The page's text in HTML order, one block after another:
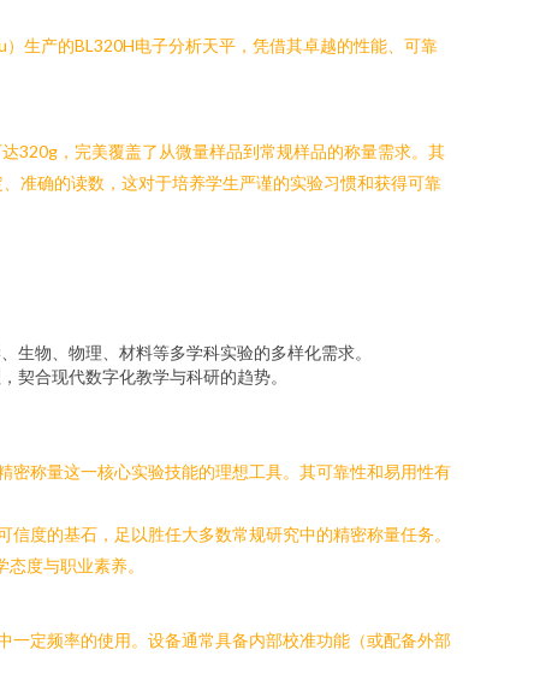
生产的BL320H电子分析天平，凭借其卓越的性能、可靠
320g，完美覆盖了从微量样品到常规样品的称量需求。其
准确的读数，这对于培养学生严谨的实验习惯和获得可靠
生物、物理、材料等多学科实验的多样化需求。
契合现代数字化教学与科研的趋势。
密称量这一核心实验技能的理想工具。其可靠性和易用性有
度的基石，足以胜任大多数常规研究中的精密称量任务。
度与职业素养。
定频率的使用。设备通常具备内部校准功能（或配备外部